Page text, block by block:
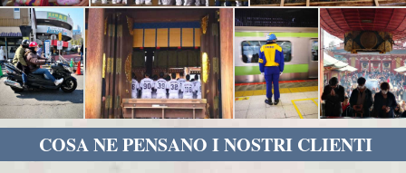
COSA NE PENSANO I NOSTRI CLIENTI